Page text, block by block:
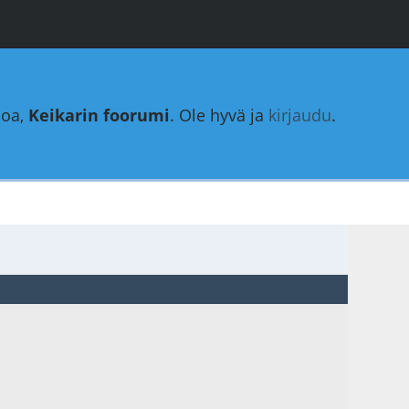
Keikarin foorumi. Ole hyvä ja kirjaudu.